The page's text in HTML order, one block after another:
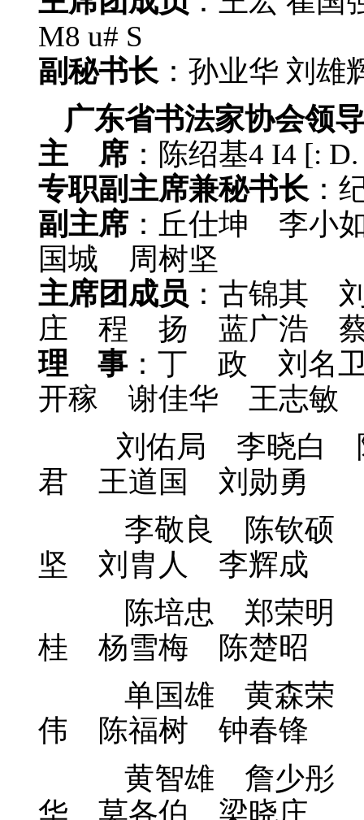
M8 u# S
副秘书长 ：孙业华 刘雄
广东省书法家协会领
主 席 ：陈绍基4 I4 [: D.
专职副主席兼秘书长 ：
副主席 ：丘仕坤 李
国城 周树坚
主席团成员 ：古锦其
庄 程 扬 蓝广浩 蔡
理 事 ：丁 政 刘名
开稼 谢佳华 王志敏
刘佑局 李晓白
君 王道国 刘勋勇
李敬良 陈钦硕
坚 刘胄人 李辉成
陈培忠 郑荣明
桂 杨雪梅 陈楚昭
单国雄 黄森荣
伟 陈福树 钟春锋
黄智雄 詹少彤
华 莫各伯 梁晓庄